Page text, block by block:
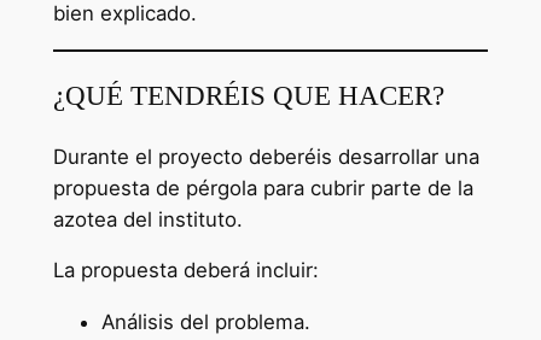
bien explicado.
¿QUÉ TENDRÉIS QUE HACER?
Durante el proyecto deberéis desarrollar una
propuesta de pérgola para cubrir parte de la
azotea del instituto.
La propuesta deberá incluir:
Análisis del problema.